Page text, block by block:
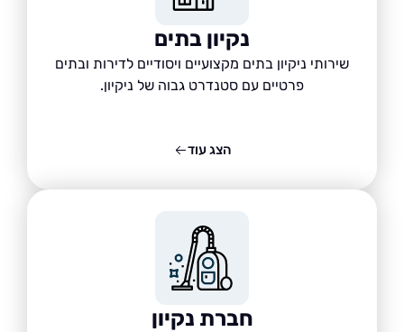
נקיון בתים
שירותי ניקיון בתים מקצועיים ויסודיים לדירות ובתים
פרטיים עם סטנדרט גבוה של ניקיון.
חברת נקיון